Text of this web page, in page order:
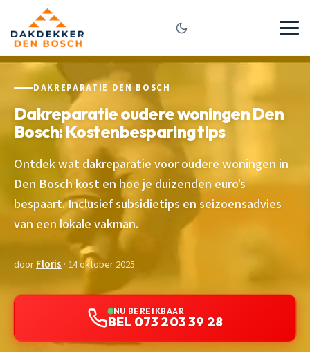
DAKREPARATIE DEN BOSCH
Dakreparatie oudere woningen Den
Bosch: Kostenbesparing tips
Ontdek wat dakreparatie voor oudere woningen in
Den Bosch kost en hoe je duizenden euro’s
bespaart. Inclusief subsidietips en seizoensadvies
van een lokale vakman.
doorFloris · 14 oktober 2025
NU BEREIKBAAR
BEL 073 203 39 28